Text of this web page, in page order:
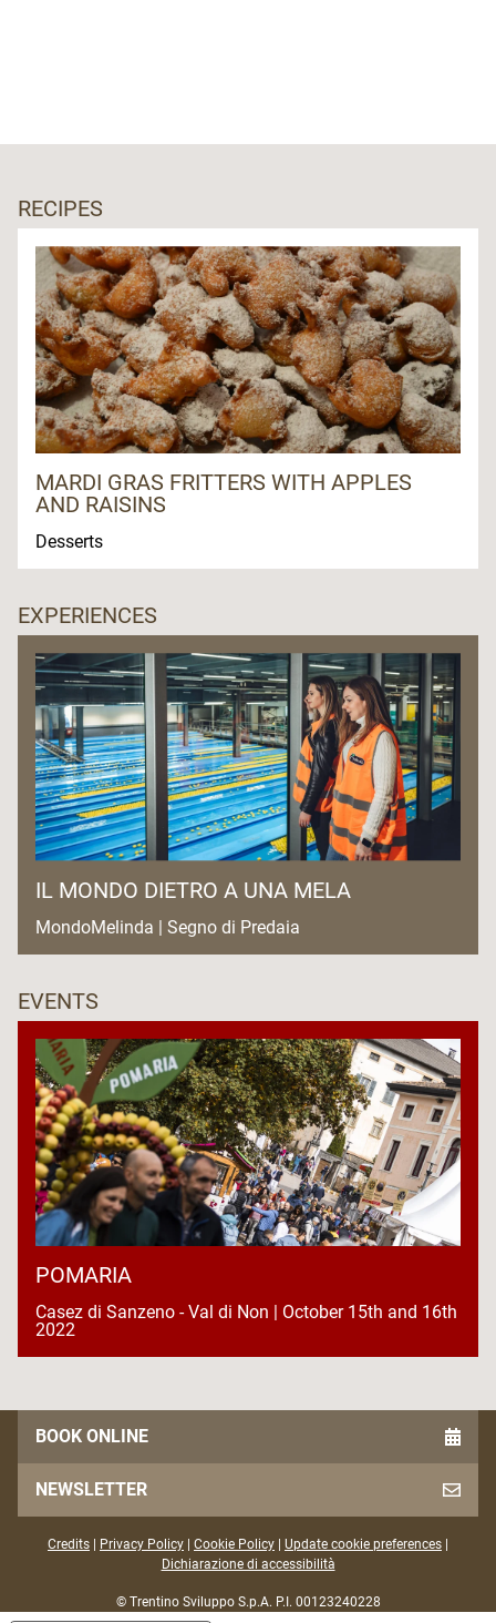
RECIPES
MARDI GRAS FRITTERS WITH APPLES
AND RAISINS
Desserts
EXPERIENCES
IL MONDO DIETRO A UNA MELA
MondoMelinda | Segno di Predaia
EVENTS
POMARIA
Casez di Sanzeno - Val di Non | October 15th and 16th
2022
BOOK ONLINE
NEWSLETTER
Credits Privacy Policy Cookie Policy Update cookie preferences
Dichiarazione di accessibilità
© Trentino Sviluppo S.p.A. P.I. 00123240228